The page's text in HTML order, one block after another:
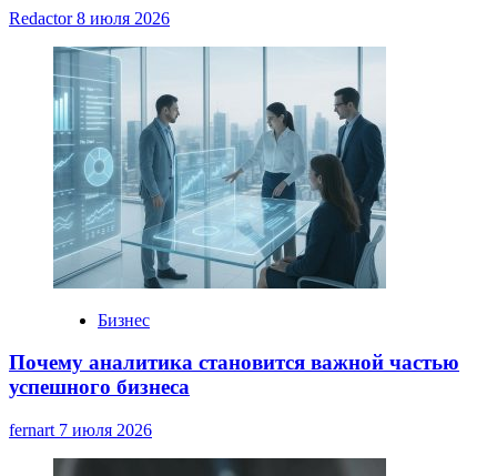
Redactor8 июля 2026
Бизнес
Почему аналитика становится важной частью
успешного бизнеса
fernart 7 июля 2026